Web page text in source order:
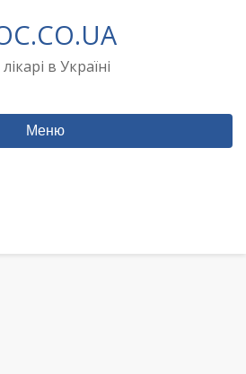
лікарі в Україні
Меню